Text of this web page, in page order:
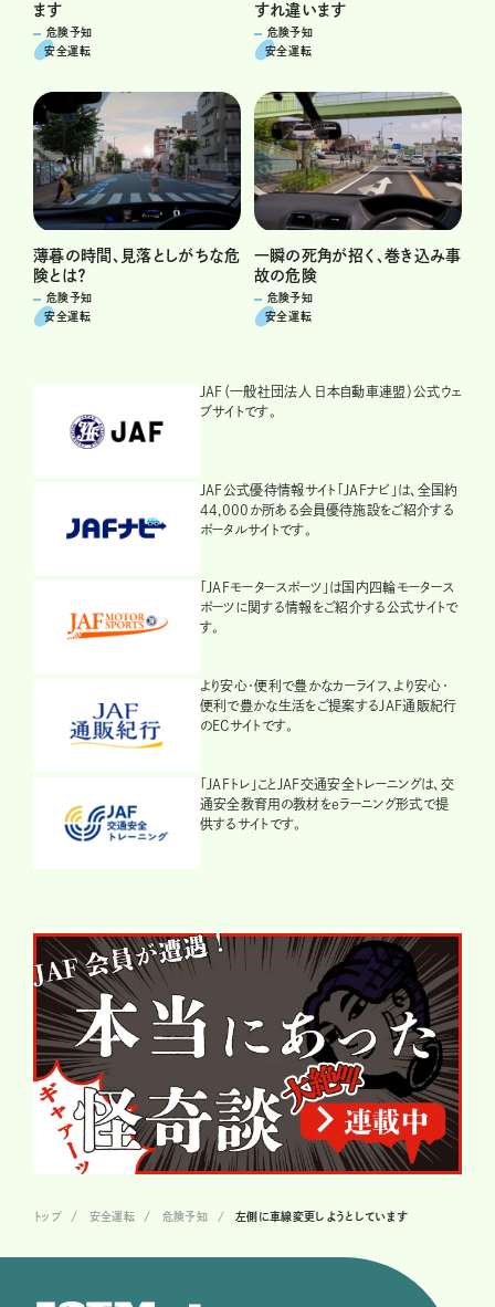
ます
危険予知
安全運転
すれ違います
危険予知
安全運転
薄暮の時間、見落としがちな危
険とは？
危険予知
安全運転
一瞬の死角が招く、巻き込み事
故の危険
危険予知
安全運転
JAF（一般社団法人 日本自動車連盟）公式ウェ
ブサイトです。
JAF公式優待情報サイト「JAFナビ」は、全国約
44,000か所ある会員優待施設をご紹介する
ポータルサイトです。
「JAFモータースポーツ」は国内四輪モータース
ポーツに関する情報をご紹介する公式サイトで
す。
より安心・便利で豊かなカーライフ、より安心・
便利で豊かな生活をご提案するJAF通販紀行
のECサイトです。
「JAFトレ」ことJAF交通安全トレーニングは、交
通安全教育用の教材をeラーニング形式で提
供するサイトです。
トップ 安全運転 危険予知 左側に車線変更しようとしています